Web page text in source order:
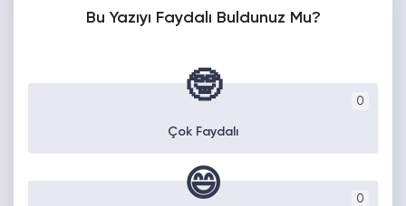
Bu Yazıyı Faydalı Buldunuz Mu?
0
🤓
Çok Faydalı
0
😄